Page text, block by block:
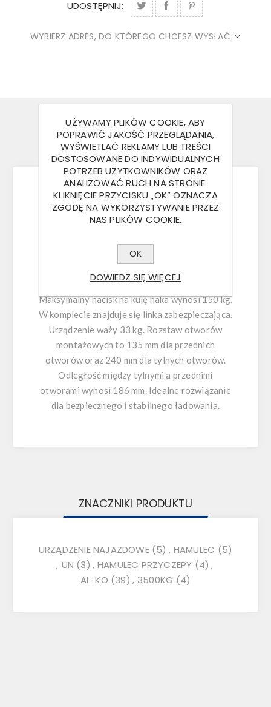
UDOSTĘPNIJ:
WYBIERZ ADRES, DO KTÓREGO CHCESZ WYSŁAĆ
OPIS
KONTAKT
URZĄDZENIE NAJAZDOWE AL-KO 2.8 VB/1
to solidne narzędzie do ładowania i
KO. Posiada dopuszczalną masę całkowitą w
dyszel typu V, zapewniające stabilność.
Maksymalny nacisk na kulę haka wynosi 150 kg.
W komplecie znajduje się linka zabezpieczająca.
Urządzenie waży 33 kg. Rozstaw otworów
montażowych to 135 mm dla przednich
otworów oraz 240 mm dla tylnych otworów.
Odległość między tylnymi a przednimi
otworami wynosi 186 mm. Idealne rozwiązanie
dla bezpiecznego i stabilnego ładowania.
ZNACZNIKI PRODUKTU
URZĄDZENIE NAJAZDOWE (5) , HAMULEC (5)
, UN (3) , HAMULEC PRZYCZEPY (4) ,
AL-KO (39) , 3500KG (4)
UŻYWAMY PLIKÓW COOKIE, ABY
POPRAWIĆ JAKOŚĆ PRZEGLĄDANIA,
WYŚWIETLAĆ REKLAMY LUB TREŚCI
DOSTOSOWANE DO INDYWIDUALNYCH
POTRZEB UŻYTKOWNIKÓW ORAZ
ANALIZOWAĆ RUCH NA STRONIE.
KLIKNIĘCIE PRZYCISKU „OK” OZNACZA
ZGODĘ NA WYKORZYSTYWANIE PRZEZ
NAS PLIKÓW COOKIE.
OK
DOWIEDZ SIĘ WIĘCEJ